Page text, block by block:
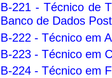
B-221 - Técnico de
Banco de Dados
B-222 - Técnico em
B-223 - Técnico em
B-224 - Técnico em